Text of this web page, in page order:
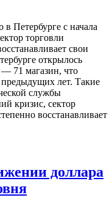
Петербурге с начала
торговли
свои
открылось
— 71 магазин, что
предыдущих лет. Такие
службы
кризис, сектор
восстанавливает
доллара